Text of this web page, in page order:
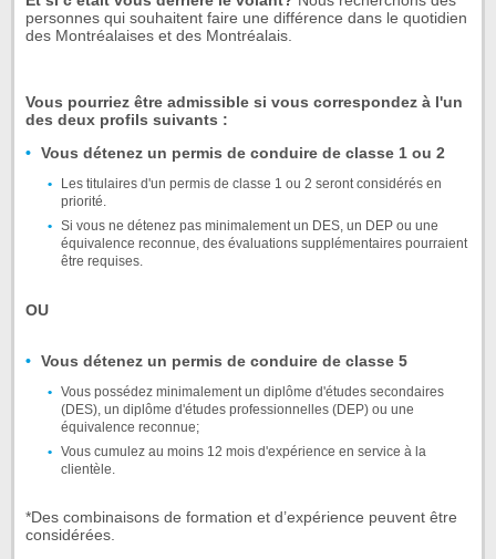
personnes qui souhaitent faire une différence dans le quotidien
des Montréalaises et des Montréalais.
Vous pourriez être admissible si vous correspondez à l'un
des deux profils suivants :
Vous détenez un permis de conduire de classe 1 ou 2
Les titulaires d'un permis de classe 1 ou 2 seront considérés en
priorité.
Si vous ne détenez pas minimalement un DES, un DEP ou une
équivalence reconnue, des évaluations supplémentaires pourraient
être requises.
OU
Vous détenez un permis de conduire de classe 5
Vous possédez minimalement un diplôme d'études secondaires
(DES), un diplôme d'études professionnelles (DEP) ou une
équivalence reconnue;
Vous cumulez au moins 12 mois d'expérience en service à la
clientèle.
*Des combinaisons de formation et d’expérience peuvent être
considérées.